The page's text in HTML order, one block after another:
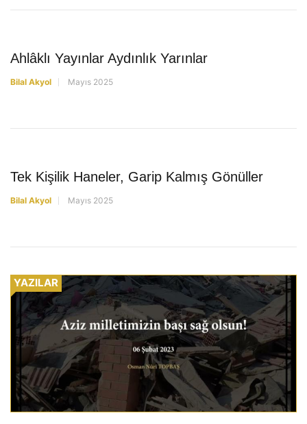
Ahlâklı Yayınlar Aydınlık Yarınlar
Bilal Akyol Mayıs 2025
Tek Kişilik Haneler, Garip Kalmış Gönüller
Bilal Akyol Mayıs 2025
YAZILAR